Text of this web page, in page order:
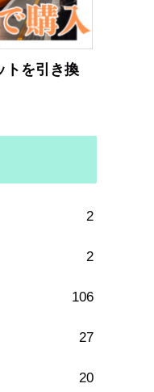
トを引き換
2
2
106
27
20